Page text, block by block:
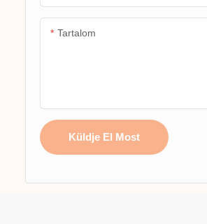
Tartalom
Küldje El Most